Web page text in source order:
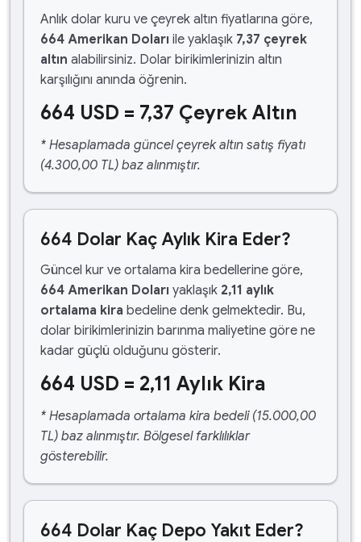
Anlık dolar kuru ve çeyrek altın fiyatlarına göre,
664 Amerikan Doları ile yaklaşık 7,37 çeyrek
altın alabilirsiniz. Dolar birikimlerinizin altın
karşılığını anında öğrenin.
664 USD = 7,37 Çeyrek Altın
* Hesaplamada güncel çeyrek altın satış fiyatı
(4.300,00 TL) baz alınmıştır.
664 Dolar Kaç Aylık Kira Eder?
Güncel kur ve ortalama kira bedellerine göre,
664 Amerikan Doları yaklaşık 2,11 aylık
ortalama kira bedeline denk gelmektedir. Bu,
dolar birikimlerinizin barınma maliyetine göre ne
kadar güçlü olduğunu gösterir.
664 USD = 2,11 Aylık Kira
* Hesaplamada ortalama kira bedeli (15.000,00
TL) baz alınmıştır. Bölgesel farklılıklar
gösterebilir.
664 Dolar Kaç Depo Yakıt Eder?